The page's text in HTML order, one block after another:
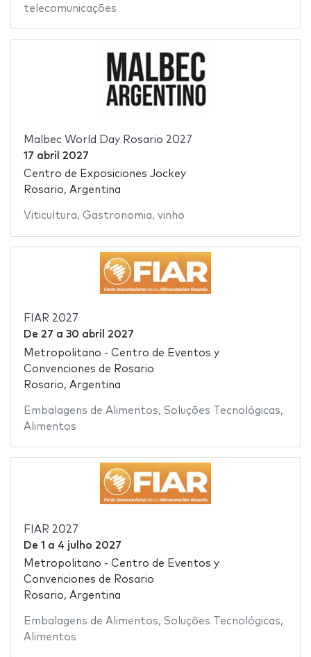
telecomunicações
Malbec World Day Rosario 2027
17 abril 2027
Centro de Exposiciones Jockey
Rosario, Argentina
Viticultura, Gastronomia, vinho
FIAR 2027
De 27 a 30 abril 2027
Metropolitano - Centro de Eventos y
Convenciones de Rosario
Rosario, Argentina
Embalagens de Alimentos, Soluções Tecnológicas,
Alimentos
FIAR 2027
De 1 a 4 julho 2027
Metropolitano - Centro de Eventos y
Convenciones de Rosario
Rosario, Argentina
Embalagens de Alimentos, Soluções Tecnológicas,
Alimentos